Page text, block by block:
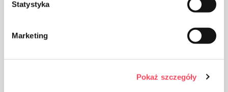
Statystyka
Marketing
Pokaż szczegóły
Чувајте ван домашаја деце